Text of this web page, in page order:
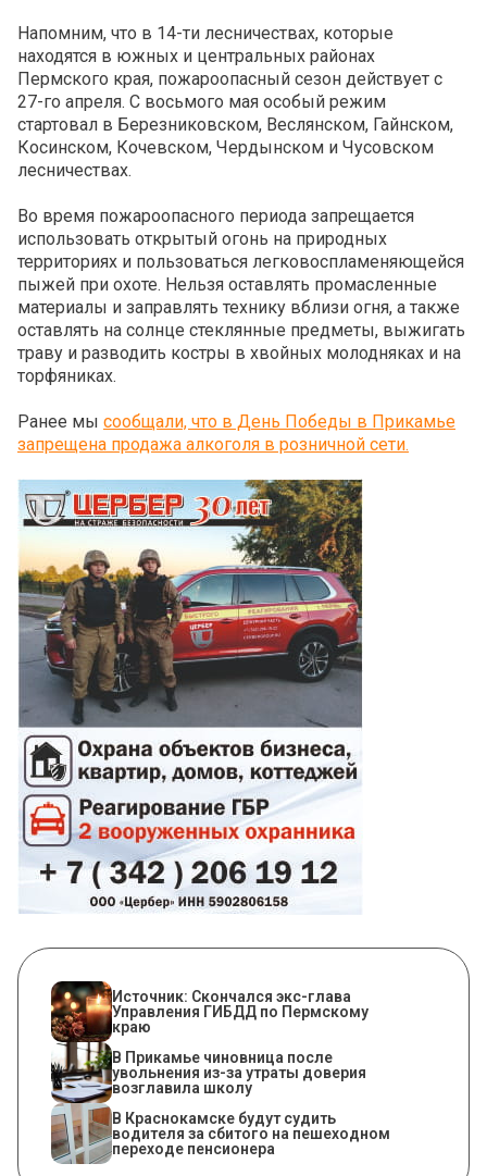
Напомним, что в 14-ти лесничествах, которые
находятся в южных и центральных районах
Пермского края, пожароопасный сезон действует с
27-го апреля. С восьмого мая особый режим
стартовал в Березниковском, Веслянском, Гайнском,
Косинском, Кочевском, Чердынском и Чусовском
лесничествах.
Во время пожароопасного периода запрещается
использовать открытый огонь на природных
территориях и пользоваться легковоспламеняющейся
пыжей при охоте. Нельзя оставлять промасленные
материалы и заправлять технику вблизи огня, а также
оставлять на солнце стеклянные предметы, выжигать
траву и разводить костры в хвойных молодняках и на
торфяниках.
Ранее мы сообщали, что в День Победы в Прикамье
запрещена продажа алкоголя в розничной сети.
Источник: Скончался экс-глава
Управления ГИБДД по Пермскому
краю
В Прикамье чиновница после
увольнения из-за утраты доверия
возглавила школу
В Краснокамске будут судить
водителя за сбитого на пешеходном
переходе пенсионера